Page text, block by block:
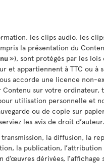
les clips audio, les
la présentation du
»), sont protégés par les lois
et appartiennent à TTC ou à
accorde une licence non-
sur votre ordinateur,
utilisation personnelle et
ou de copie sur
les avis de droit d’auteur.
la diffusion, la
la publication,
dérivées,